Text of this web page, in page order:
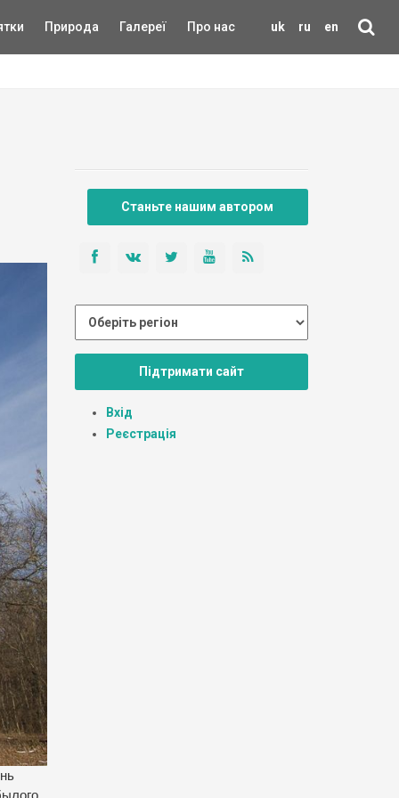
uk ru en
Природа Галереї Про нас
Станьте нашим автором
Підтримати сайт
Вхід
Реєстрація